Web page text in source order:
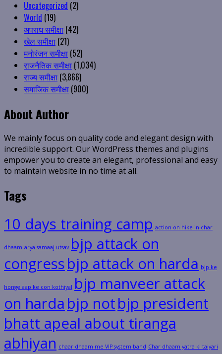
Uncategorized (2)
World (19)
अपराध समीक्षा (42)
खेल समीक्षा (21)
मनोरंजन समीक्षा (52)
राजनैतिक समीक्षा (1,034)
राज्य समीक्षा (3,866)
समाजिक समीक्षा (900)
About Author
We mainly focus on quality code and elegant design with
incredible support. Our WordPress themes and plugins
empower you to create an elegant, professional and easy
to maintain website in no time at all.
Tags
10 days training camp action on hike in char
dhaam arya samaaj utsav bjp attack on
congressbjp attack on harda bjp ke
honge aap ke con kothiyal bjp manveer attack
on harda bjp notbjp president
bhatt apeal about tiranga
abhiyan chaar dhaam me VIP system band Char dhaam yatra ki taiyari